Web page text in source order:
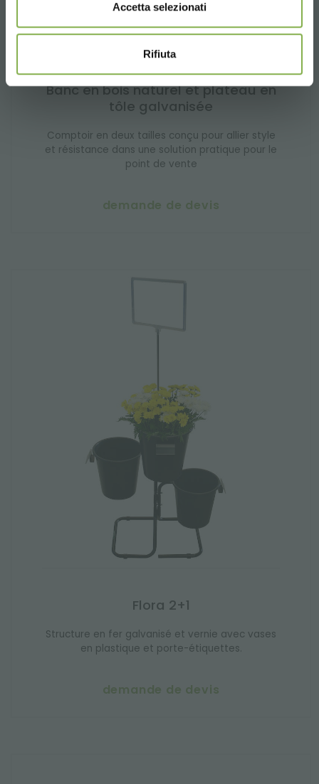
Accetta selezionati
Rifiuta
Banc en bois naturel et plateau en
tôle galvanisée
Comptoir en deux tailles conçu pour allier style
et résistance dans une solution pratique pour le
point de vente
demande de devis
Flora 2+1
Structure en fer galvanisé et vernie avec vases
en plastique et porte-étiquettes.
demande de devis